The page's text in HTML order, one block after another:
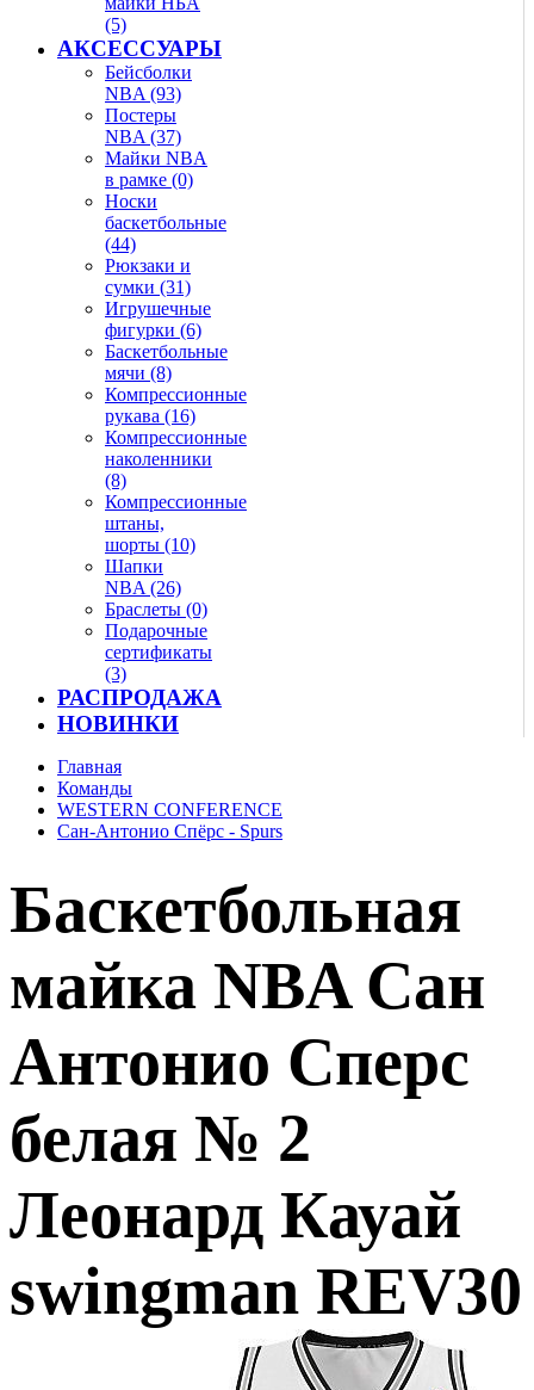
(5)
АКСЕССУАРЫ
Бейсболки
NBA (93)
Постеры
NBA (37)
Майки NBA
в рамке (0)
Носки
баскетбольные
(44)
Рюкзаки и
сумки (31)
Игрушечные
фигурки (6)
Баскетбольные
мячи (8)
Компрессионные
рукава (16)
Компрессионные
наколенники
(8)
Компрессионные
штаны,
шорты (10)
Шапки
NBA (26)
Браслеты (0)
Подарочные
сертификаты
(3)
РАСПРОДАЖА
НОВИНКИ
Главная
Команды
WESTERN CONFERENCE
Сан-Антонио Спёрс - Spurs
Баскетбольная
майка NBA Сан
Антонио Сперс
белая № 2
Леонард Кауай
swingman REV30